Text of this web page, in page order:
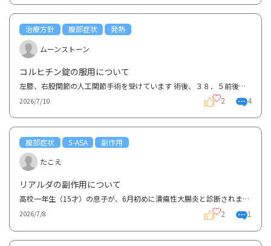
治療方針 腹部症状
発熱
ムーンストーン
コルヒチン錠の服用について
左膝、右股関節の人工関節手術を受けています 術後、３８．５前後の発熱、腹痛があり消化器内科の医師...
2026/7/10 2 4
腹部症状 5-ASA
副作用
たこえ
リアルダの副作用について
高校一年生（15才）の息子が、6月初めに潰瘍性大腸炎と診断されました。腸の左側に炎症があり、血便、腹...
2026/7/8 2 1